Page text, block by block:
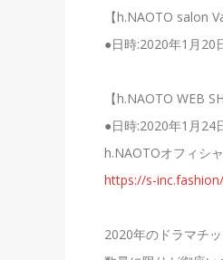
【h.NAOTO salon
●日時:2020年1月20
【h.NAOTO WEB
●日時:2020年1月24
h.NAOTOオフィシ
https://s-
2020年のドラマチ